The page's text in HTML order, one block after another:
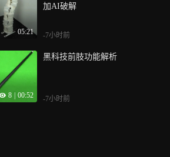
05:21
加AI破解
-7小时前
8 00:52
黑科技前肢功能解析
-7小时前